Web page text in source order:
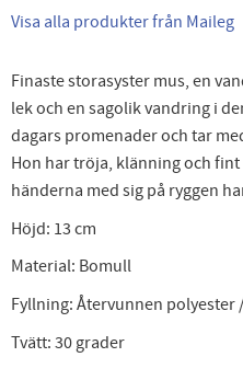
Visa alla produkter från Maileg
Finaste storasyster mus, en
lek och en sagolik vandring i
dagars promenader och tar
Hon har tröja, klänning och
händerna med sig på ryggen
Höjd: 13 cm
Material: Bomull
Fyllning: Återvunnen polyester
Tvätt: 30 grader